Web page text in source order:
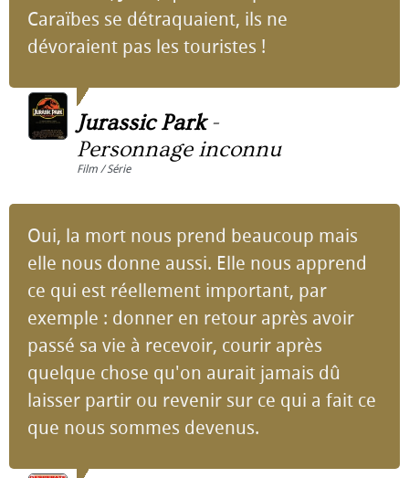
Caraïbes se détraquaient, ils ne
dévoraient pas les touristes !
Jurassic Park-
Personnage inconnu
Film / Série
Oui, la mort nous prend beaucoup mais
elle nous donne aussi. Elle nous apprend
ce qui est réellement important, par
exemple : donner en retour après avoir
passé sa vie à recevoir, courir après
quelque chose qu'on aurait jamais dû
laisser partir ou revenir sur ce qui a fait ce
que nous sommes devenus.